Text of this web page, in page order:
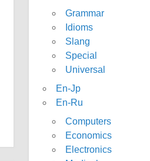
Grammar
Idioms
Slang
Special
Universal
En-Jp
En-Ru
Computers
Economics
Electronics